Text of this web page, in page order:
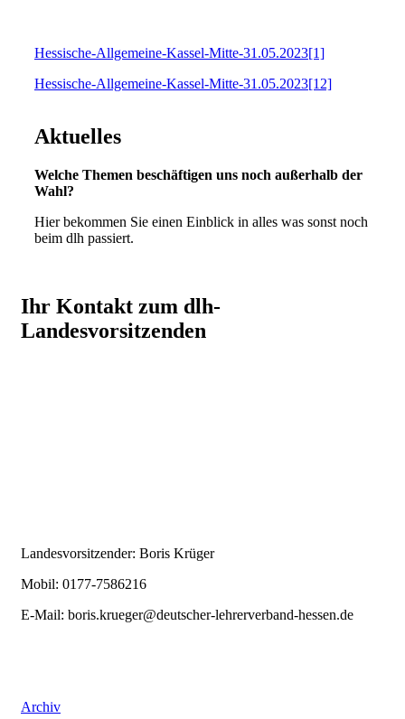
Hessische-Allgemeine-Kassel-Mitte-31.05.2023[1]
Hessische-Allgemeine-Kassel-Mitte-31.05.2023[12]
Aktuelles
Welche Themen beschäftigen uns noch außerhalb der
Wahl?
Hier bekommen Sie einen Einblick in alles was sonst noch
beim dlh passiert.
Ihr Kontakt zum dlh-
Landesvorsitzenden
Landesvorsitzender: Boris Krüger
Mobil: 0177-7586216
E-Mail: boris.krueger@deutscher-lehrerverband-hessen.de
Archiv